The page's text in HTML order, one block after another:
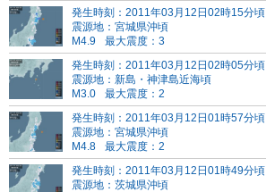
発生時刻：2011年03月12日02時15分頃
震源地：宮城県沖頃
M4.9
最大震度：3
発生時刻：2011年03月12日02時05分頃
震源地：新島・神津島近海頃
M3.0
最大震度：2
発生時刻：2011年03月12日01時57分頃
震源地：宮城県沖頃
M4.8
最大震度：2
発生時刻：2011年03月12日01時49分頃
震源地：茨城県沖頃